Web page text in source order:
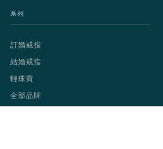
系列
訂婚戒指
結婚戒指
輕珠寶
全部品牌